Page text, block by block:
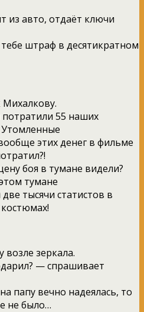
из авто, отдаёт ключи
штраф в десятикратном
55 наших
этих денег в фильме
боя в тумане видели?
тумане
тысячи статистов в
зеркала.
— спрашивает
папу вечно надеялась, то
не было…